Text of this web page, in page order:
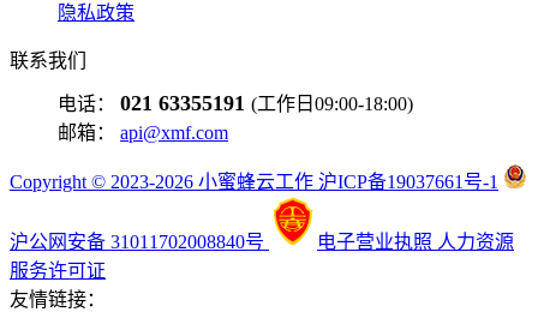
隐私政策
联系我们
电话： 021 63355191 (工作日09:00-18:00)
邮箱： api@xmf.com
Copyright © 2023-2026 小蜜蜂云工作 沪ICP备19037661号-1
沪公网安备 31011702008840号 电子营业执照 人力资源
服务许可证
友情链接：